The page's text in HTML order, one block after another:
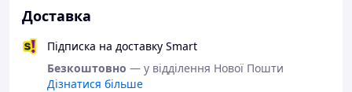
Доставка
Підписка на доставку Smart
Безкоштовно — у відділення Нової Пошти
Дізнатися більше